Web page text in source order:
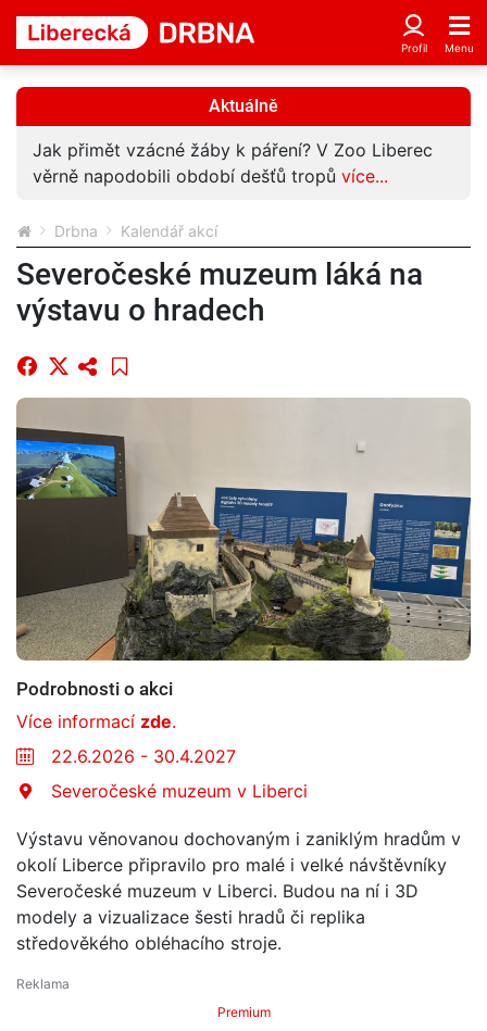
Aktuálně
Jak přimět vzácné žáby k páření? V Zoo Liberec
věrně napodobili období dešťů tropů více...
Drbna Kalendář akcí
Severočeské muzeum láká na
výstavu o hradech
Podrobnosti o akci
Více informací zde.
22.6.2026 - 30.4.2027
Severočeské muzeum v Liberci
Výstavu věnovanou dochovaným i zaniklým hradům v
okolí Liberce připravilo pro malé i velké návštěvníky
Severočeské muzeum v Liberci. Budou na ní i 3D
modely a vizualizace šesti hradů či replika
středověkého obléhacího stroje.
Premium